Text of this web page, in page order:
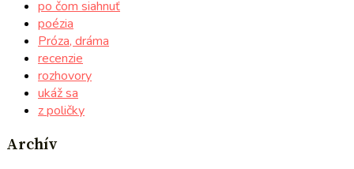
po čom siahnuť
poézia
Próza, dráma
recenzie
rozhovory
ukáž sa
z poličky
Archív